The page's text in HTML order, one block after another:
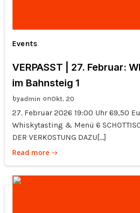
Events
VERPASST | 27. Februar:
im Bahnsteig 1
byadmin onOkt. 20
27. Februar 2026 19:00 Uhr 69,50
Whiskytasting & Menü 6
DER VERKOSTUNG DAZU[…]
Read more